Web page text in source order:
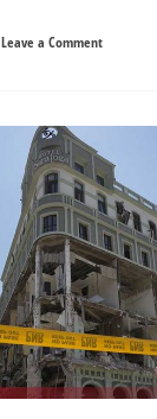
Leave a Commenton
Kubu,
dvije
osobe
poginule,
cijelo
ostrvo
bez
struje